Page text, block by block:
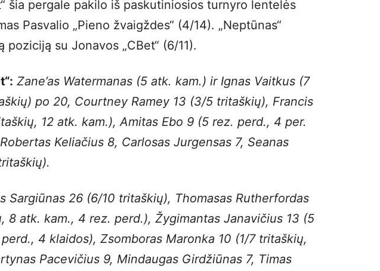
šia pergale pakilo iš paskutiniosios turnyro lentelės
Pasvalio „Pieno žvaigždes“ (4/14). „Neptūnas“
poziciją su Jonavos „CBet“ (6/11).
Zane’as Watermanas (5 atk. kam.) ir Ignas Vaitkus (7
po 20, Courtney Ramey 13 (3/5 tritaškių), Francis
12 atk. kam.), Amitas Ebo 9 (5 rez. perd., 4 per.
Keliačius 8, Carlosas Jurgensas 7, Seanas
Sargiūnas 26 (6/10 tritaškių), Thomasas Rutherfordas
8 atk. kam., 4 rez. perd.), Žygimantas Janavičius 13 (5
4 klaidos), Zsomboras Maronka 10 (1/7 tritaškių,
Pacevičius 9, Mindaugas Girdžiūnas 7, Timas